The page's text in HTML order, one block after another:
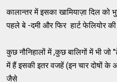
कालान्तर में इसका खामियाज़ा दिल
पहले बे -दमी और फिर हार्ट फेलियोर
कुछ नौनिहालों में ,कुछ बालिगों में भी
में हैं इसकी इतर वजहें (इन चार दोषों के
जैसे